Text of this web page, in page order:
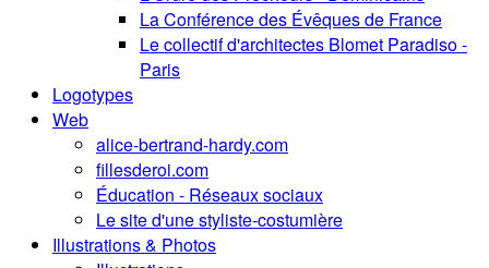
La Conférence des Évêques de France
Le collectif d'architectes Blomet Paradiso -
Paris
Logotypes
Web
alice-bertrand-hardy.com
fillesderoi.com
Éducation - Réseaux sociaux
Le site d'une styliste-costumière
Illustrations & Photos